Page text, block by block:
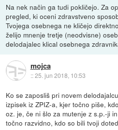
Na nek način ga tudi pokličejo. Za
pregled, ki oceni zdravstveno
Tvojega osebnega ne kličejo
želijo mnenje tretje (neodvisne)
delodajalec klical osebnega
mojca
::25. jun 2018, 10:53
Ko se zaposliš pri novem
izpisek iz ZPIZ-a, kjer točno piše,
oz. je, če ni šlo za mutenje z s.p.-ji
točno razvidno, kdo so bili tvoji